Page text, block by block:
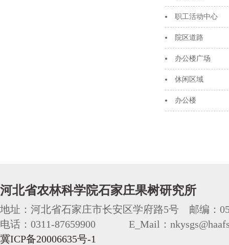
职工活动中心
院区道路
办公楼广场
休闲区域
办公楼
河北省农林科学院石家庄果树研究所
地址：河北省石家庄市长安区学府路5号 邮编：
电话：0311-87659900 E_Mail：
冀ICP备20006635号-1